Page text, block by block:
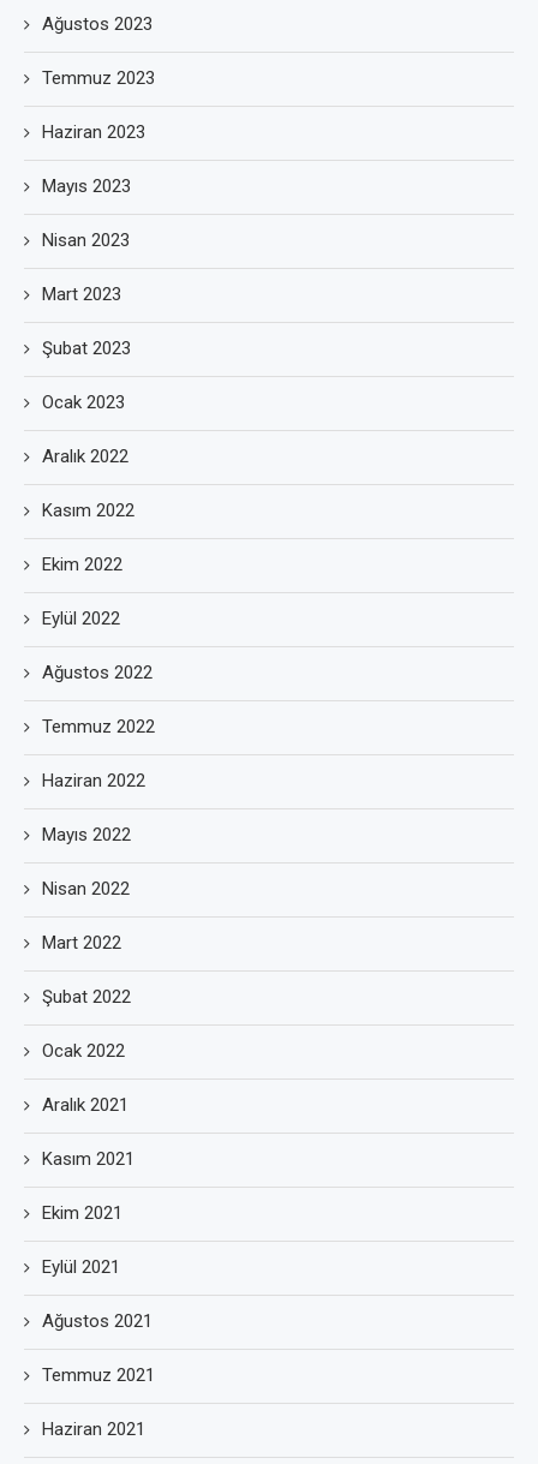
Ağustos 2023
Temmuz 2023
Haziran 2023
Mayıs 2023
Nisan 2023
Mart 2023
Şubat 2023
Ocak 2023
Aralık 2022
Kasım 2022
Ekim 2022
Eylül 2022
Ağustos 2022
Temmuz 2022
Haziran 2022
Mayıs 2022
Nisan 2022
Mart 2022
Şubat 2022
Ocak 2022
Aralık 2021
Kasım 2021
Ekim 2021
Eylül 2021
Ağustos 2021
Temmuz 2021
Haziran 2021